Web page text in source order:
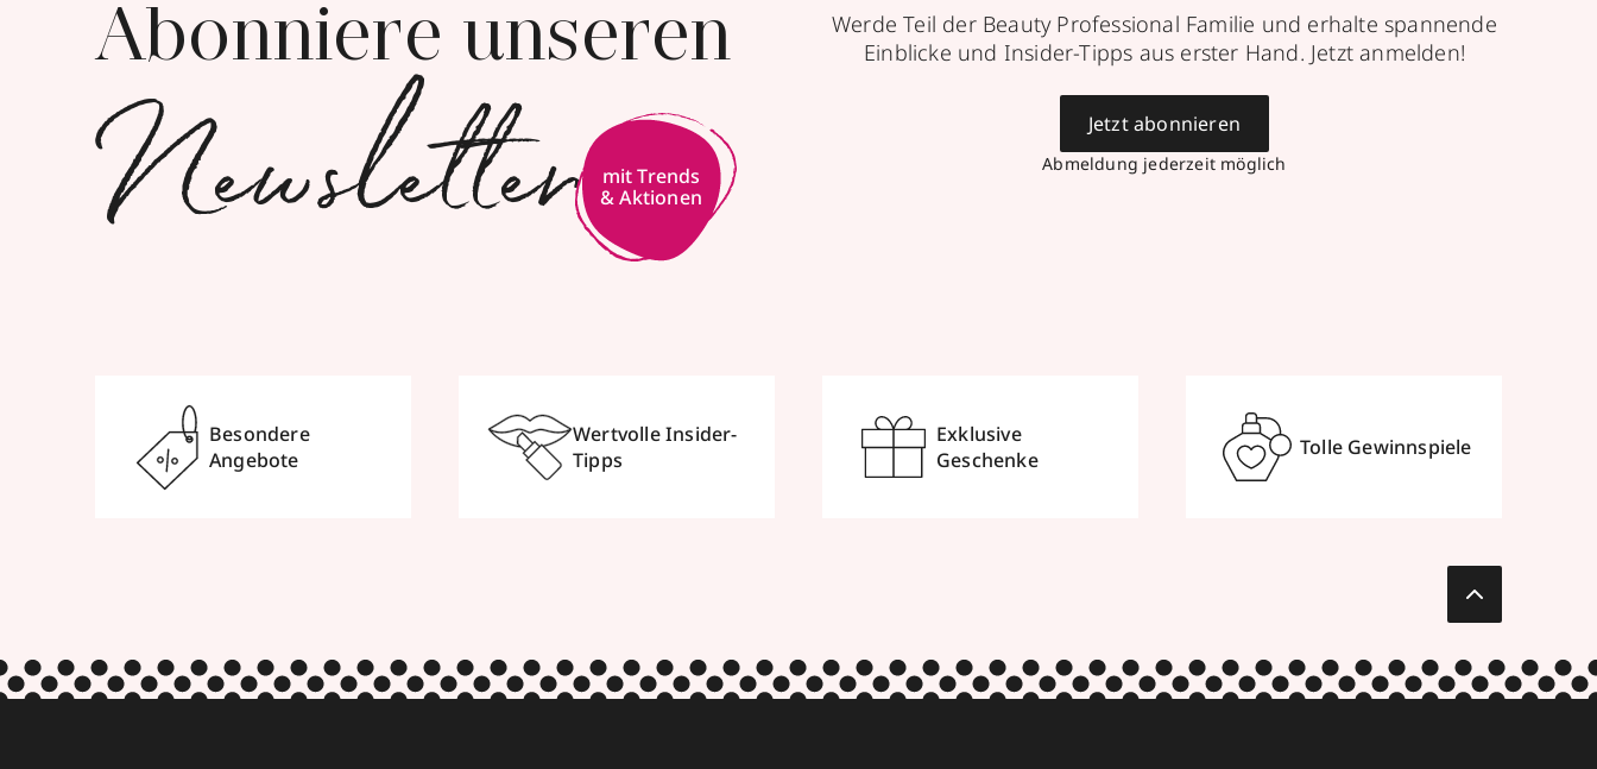
Abonniere unseren
Newsletter
mit Trends
& Aktionen
Werde Teil der Beauty Professional Familie und erhalte spannende
Einblicke und Insider-Tipps aus erster Hand. Jetzt anmelden!
Abmeldung jederzeit möglich
Jetzt abonnieren
Besondere
Angebote
Wertvolle Insider-
Tipps
Exklusive
Geschenke
Tolle Gewinnspiele